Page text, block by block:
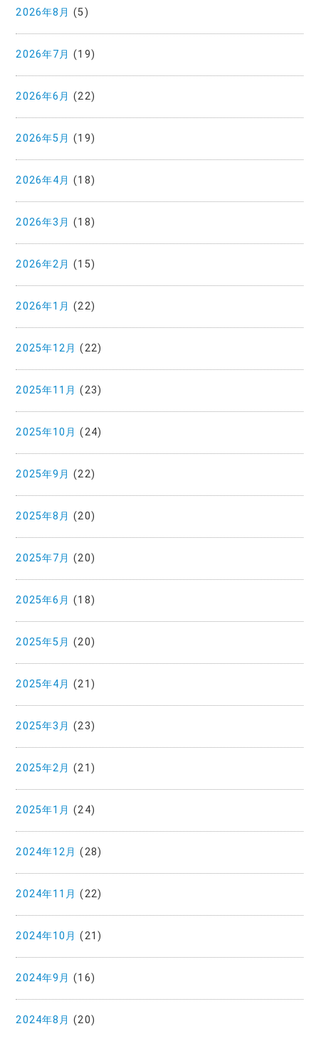
2026年8月 (5)
2026年7月 (19)
2026年6月 (22)
2026年5月 (19)
2026年4月 (18)
2026年3月 (18)
2026年2月 (15)
2026年1月 (22)
2025年12月 (22)
2025年11月 (23)
2025年10月 (24)
2025年9月 (22)
2025年8月 (20)
2025年7月 (20)
2025年6月 (18)
2025年5月 (20)
2025年4月 (21)
2025年3月 (23)
2025年2月 (21)
2025年1月 (24)
2024年12月 (28)
2024年11月 (22)
2024年10月 (21)
2024年9月 (16)
2024年8月 (20)